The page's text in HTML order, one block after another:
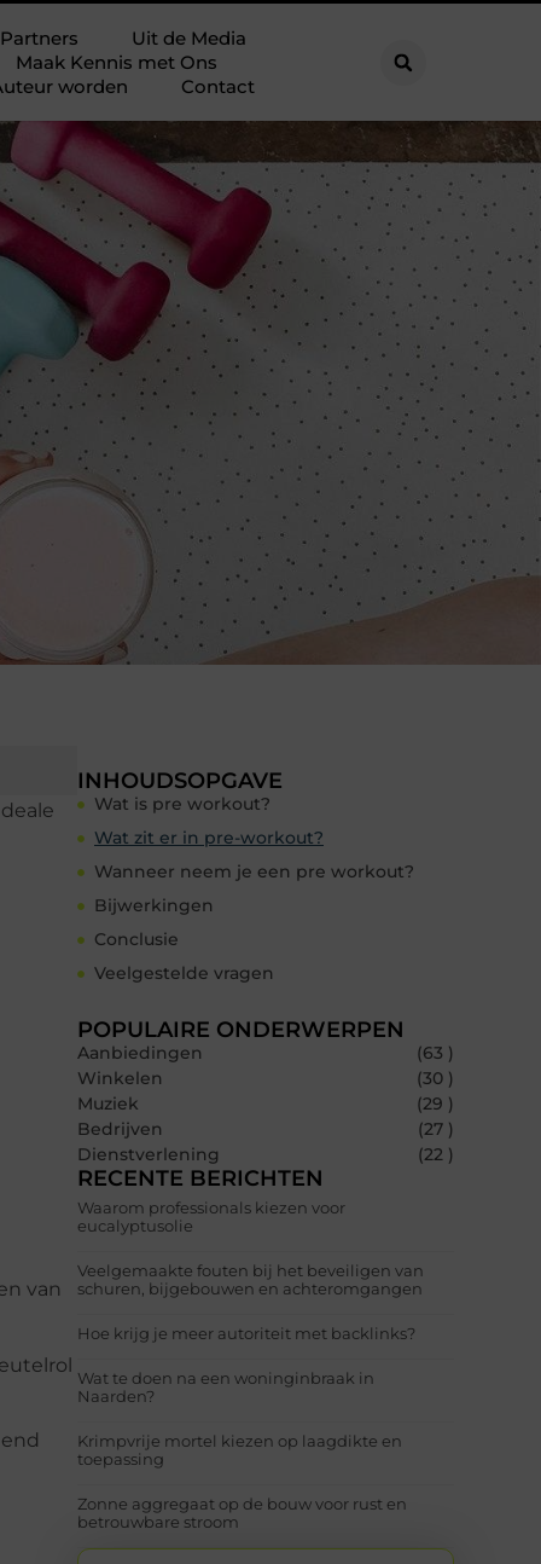
Partners
Uit de Media
Maak Kennis met Ons
worden
Contact
van
INHOUDSOPGAVE
Wat is pre workout?
Wat zit er in pre-workout?
Wanneer neem je een pre workout?
Bijwerkingen
Conclusie
Veelgestelde vragen
POPULAIRE ONDERWERPEN
Aanbiedingen
(63 )
Winkelen
(30 )
Muziek
(29 )
Bedrijven
(27 )
Dienstverlening
(22 )
RECENTE BERICHTEN
Waarom professionals kiezen voor
eucalyptusolie
Veelgemaakte fouten bij het beveiligen van
schuren, bijgebouwen en achteromgangen
Hoe krijg je meer autoriteit met backlinks?
Wat te doen na een woninginbraak in
Naarden?
Krimpvrije mortel kiezen op laagdikte en
toepassing
Zonne aggregaat op de bouw voor rust en
betrouwbare stroom